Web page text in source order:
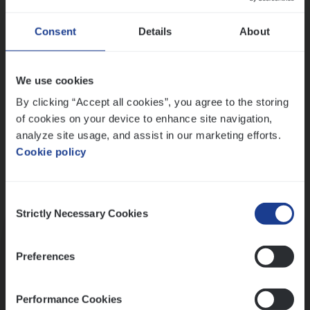
Consent Details About
We use cookies
By clicking “Accept all cookies”, you agree to the storing
of cookies on your device to enhance site navigation,
analyze site usage, and assist in our marketing efforts.
Cookie policy
Selection
Strictly Necessary Cookies
Preferences
Performance Cookies
Ons sollicitatieproces